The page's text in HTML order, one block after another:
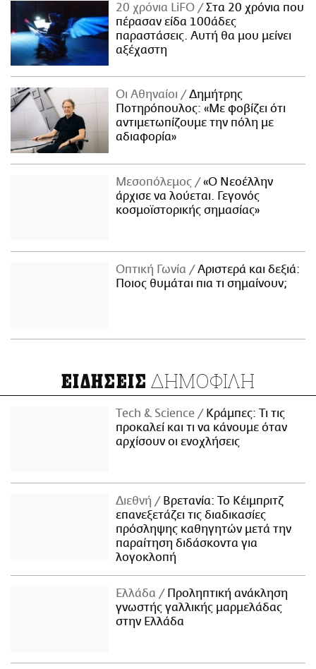
20 χρόνια LiFO
Στα 20 χρόνια που
πέρασαν είδα 100άδες
παραστάσεις. Αυτή θα μου μείνει
αξέχαστη
Οι Αθηναίοι
Δημήτρης
Ποτηρόπουλος: «Με φοβίζει ότι
αντιμετωπίζουμε την πόλη με
αδιαφορία»
Μεσοπόλεμος
«Ο Νεοέλλην
άρχισε να λούεται. Γεγονός
κοσμοϊστορικής σημασίας»
Οπτική Γωνία
Αριστερά και δεξιά:
Ποιος θυμάται πια τι σημαίνουν;
ΕΙΔΗΣΕΙΣ ΔΗΜΟΦΙΛΗ
Τech & Science
Κράμπες: Τι τις
προκαλεί και τι να κάνουμε όταν
αρχίσουν οι ενοχλήσεις
Διεθνή
Βρετανία: Το Κέιμπριτζ
επανεξετάζει τις διαδικασίες
πρόσληψης καθηγητών μετά την
παραίτηση διδάσκοντα για
λογοκλοπή
Ελλάδα
Προληπτική ανάκληση
γνωστής γαλλικής μαρμελάδας
στην Ελλάδα